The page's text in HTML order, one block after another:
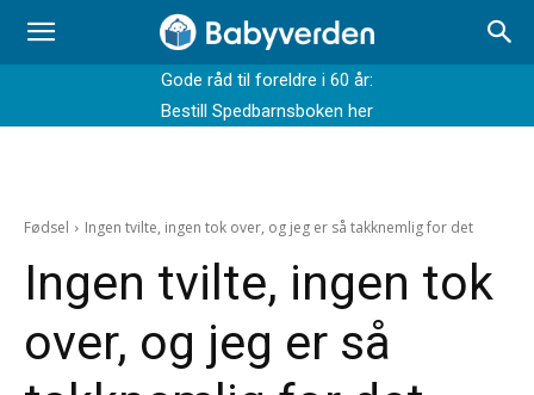
Gode råd til foreldre i 60 år:
Bestill Spedbarnsboken her
Fødsel Ingen tvilte, ingen tok over, og jeg er så takknemlig for det
Ingen tvilte, ingen tok
over, og jeg er så